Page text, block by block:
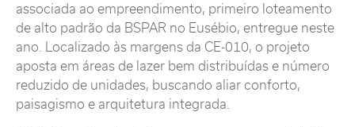
associada ao empreendimento, primeiro loteamento
de alto padrão da BSPAR no Eusébio, entregue neste
ano. Localizado às margens da CE-010, o projeto
aposta em áreas de lazer bem distribuídas e número
reduzido de unidades, buscando aliar conforto,
paisagismo e arquitetura integrada.